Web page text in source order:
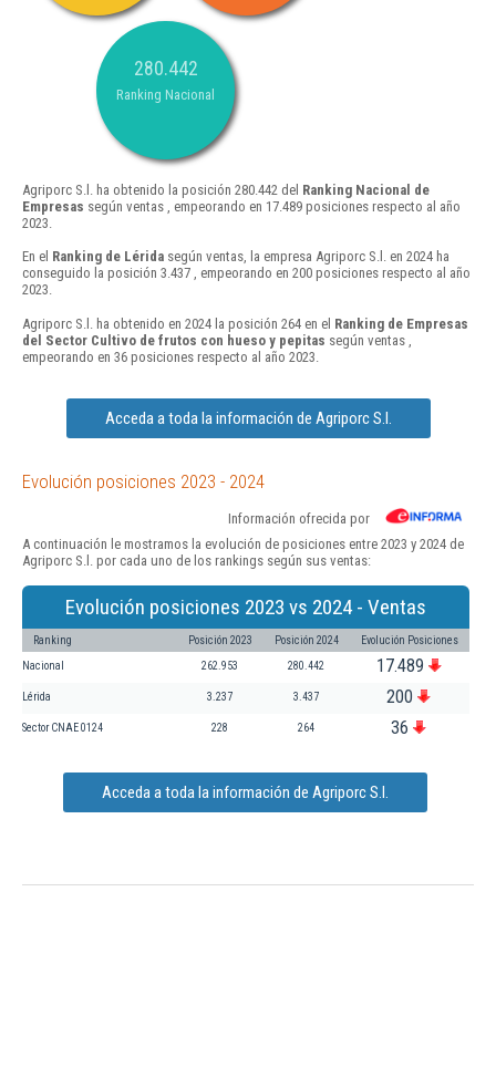
280.442
Ranking Nacional
Agriporc S.l. ha obtenido la posición 280.442 del Ranking Nacional de
Empresas según ventas , empeorando en 17.489 posiciones respecto al año
2023.
En el Ranking de Lérida según ventas, la empresa Agriporc S.l. en 2024 ha
conseguido la posición 3.437 , empeorando en 200 posiciones respecto al año
2023.
Agriporc S.l. ha obtenido en 2024 la posición 264 en el Ranking de Empresas
del Sector Cultivo de frutos con hueso y pepitas según ventas ,
empeorando en 36 posiciones respecto al año 2023.
Acceda a toda la información de Agriporc S.l.
Evolución posiciones 2023 - 2024
Información ofrecida por
A continuación le mostramos la evolución de posiciones entre 2023 y 2024 de
Agriporc S.l. por cada uno de los rankings según sus ventas:
Evolución posiciones 2023 vs 2024 - Ventas
Ranking Posición 2023 Posición 2024 Evolución Posiciones
Nacional 262.953 280.442 17.489
Lérida 3.237 3.437 200
Sector CNAE 0124 228 264 36
Acceda a toda la información de Agriporc S.l.